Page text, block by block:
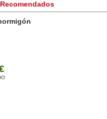
Recomendados
Botánica Agroalimentaria